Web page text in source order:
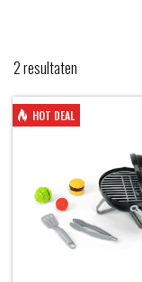
2resultaten
HOT DEAL